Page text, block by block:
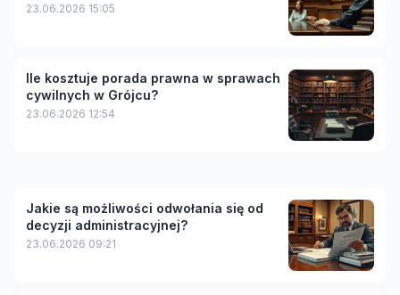
23.06.2026 15:05
Ile kosztuje porada prawna w sprawach
cywilnych w Grójcu?
23.06.2026 12:54
Jakie są możliwości odwołania się od
decyzji administracyjnej?
23.06.2026 09:21